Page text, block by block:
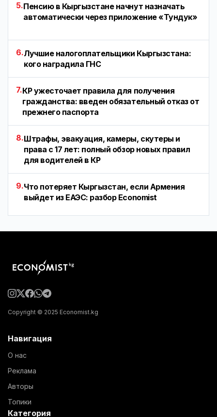
5.Пенсию в Кыргызстане начнут назначать
автоматически через приложение «Тундук»
6.Лучшие налогоплательщики Кыргызстана:
кого наградила ГНС
7.КР ужесточает правила для получения
гражданства: введен обязательный отказ от
прежнего паспорта
8.Штрафы, эвакуация, камеры, скутеры и
права с 17 лет: полный обзор новых правил
для водителей в КР
9.Что потеряет Кыргызстан, если Армения
выйдет из ЕАЭС: разбор Economist
Copyright © 2025 Economist.kg
Навигация
О нас
Реклама
Авторы
Топики
Категория